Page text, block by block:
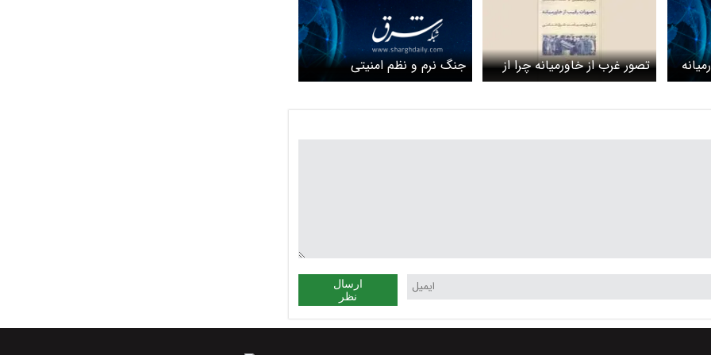
تصور غرب از خاورمیانه‌ چرا از
واقعیت نمی‌آموزند؟
جنگ نرم و نظم امنیتی
خاورمیانه
ارسال
نظر